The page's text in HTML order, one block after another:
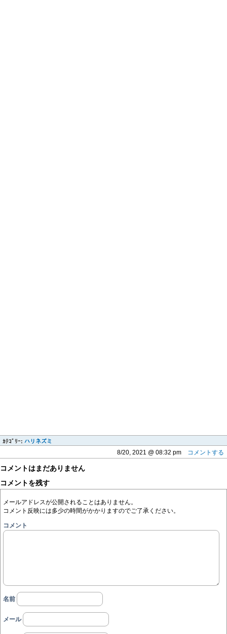
ｶﾃｺﾞﾘｰ: ハリネズミ
8/20, 2021 @ 08:32 pm コメントする
コメントはまだありません
コメントを残す
メールアドレスが公開されることはありません。
コメント反映には多少の時間がかかりますのでご了承ください。
コメント
名前
メール